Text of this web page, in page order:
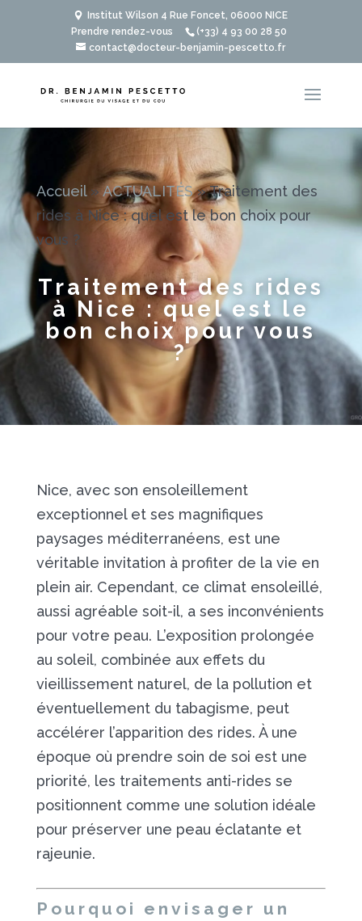
Institut Wilson 4 Rue Foncet, 06000 NICE
Prendre rendez-vous
(+33) 4 93 00 28 50
contact@docteur-benjamin-pescetto.fr
Accueil»ACTUALITÉS»Traitement des
rides à Nice : quel est le bon choix pour
vous ?
Traitement des rides
à Nice : quel est le
bon choix pour vous
?
Nice, avec son ensoleillement
exceptionnel et ses magnifiques
paysages méditerranéens, est une
véritable invitation à profiter de la vie en
plein air. Cependant, ce climat ensoleillé,
aussi agréable soit-il, a ses inconvénients
pour votre peau. L’exposition prolongée
au soleil, combinée aux effets du
vieillissement naturel, de la pollution et
éventuellement du tabagisme, peut
accélérer l’apparition des rides. À une
époque où prendre soin de soi est une
priorité, les traitements anti-rides se
positionnent comme une solution idéale
pour préserver une peau éclatante et
rajeunie.
Pourquoi envisager un